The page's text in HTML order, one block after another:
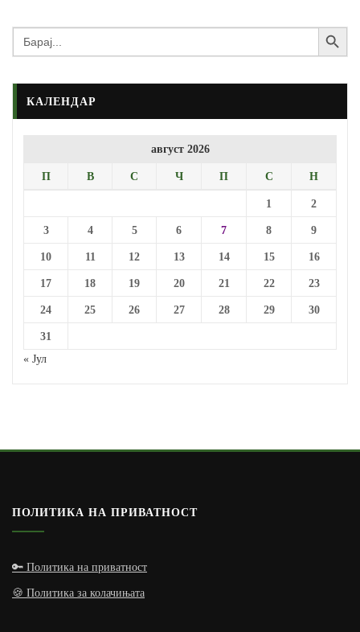
Search
for:
Search Button
КАЛЕНДАР
август 2026
П В С Ч П С Н
1 2
3 4 5 6 7 8 9
10 11 12 13 14 15 16
17 18 19 20 21 22 23
24 25 26 27 28 29 30
31
« Јул
ПОЛИТИКА НА ПРИВАТНОСТ
🔑 Политика на приватност
🍪 Политика за колачињата